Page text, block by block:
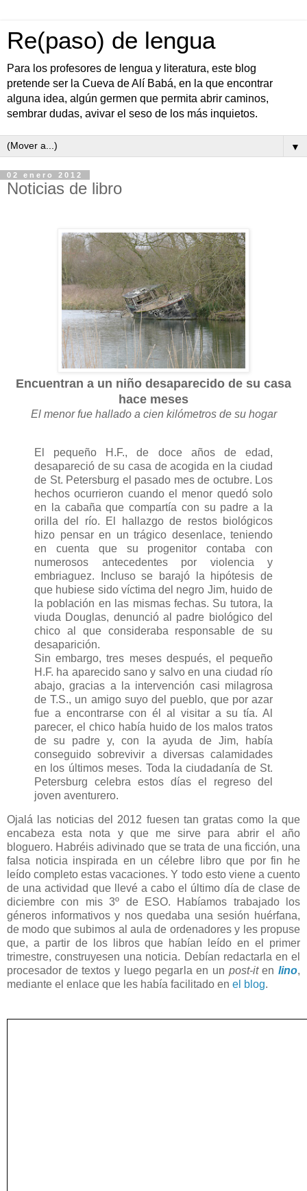
Re(paso) de lengua
Para los profesores de lengua y literatura, este blog
pretende ser la Cueva de Alí Babá, en la que encontrar
alguna idea, algún germen que permita abrir caminos,
sembrar dudas, avivar el seso de los más inquietos.
▼
02 enero 2012
Noticias de libro
Encuentran a un niño desaparecido de su casa
hace meses
El menor fue hallado a cien kilómetros de su hogar
El pequeño H.F., de doce años de edad,
desapareció de su casa de acogida en la ciudad
de St. Petersburg el pasado mes de octubre. Los
hechos ocurrieron cuando el menor quedó solo
en la cabaña que compartía con su padre a la
orilla del río. El hallazgo de restos biológicos
hizo pensar en un trágico desenlace, teniendo
en cuenta que su progenitor contaba con
numerosos antecedentes por violencia y
embriaguez. Incluso se barajó la hipótesis de
que hubiese sido víctima del negro Jim, huido de
la población en las mismas fechas. Su tutora, la
viuda Douglas, denunció al padre biológico del
chico al que consideraba responsable de su
desaparición.
Sin embargo, tres meses después, el pequeño
H.F. ha aparecido sano y salvo en una ciudad río
abajo, gracias a la intervención casi milagrosa
de T.S., un amigo suyo del pueblo, que por azar
fue a encontrarse con él al visitar a su tía. Al
parecer, el chico había huido de los malos tratos
de su padre y, con la ayuda de Jim, había
conseguido sobrevivir a diversas calamidades
en los últimos meses. Toda la ciudadanía de St.
Petersburg celebra estos días el regreso del
joven aventurero.
Ojalá las noticias del 2012 fuesen tan gratas como la que
encabeza esta nota y que me sirve para abrir el año
bloguero. Habréis adivinado que se trata de una ficción, una
falsa noticia inspirada en un célebre libro que por fin he
leído completo estas vacaciones. Y todo esto viene a cuento
de una actividad que llevé a cabo el último día de clase de
diciembre con mis 3º de ESO. Habíamos trabajado los
géneros informativos y nos quedaba una sesión huérfana,
de modo que subimos al aula de ordenadores y les propuse
que, a partir de los libros que habían leído en el primer
trimestre, construyesen una noticia. Debían redactarla en el
procesador de textos y luego pegarla en un post-itenlino,
mediante el enlace que les había facilitado en el blog.